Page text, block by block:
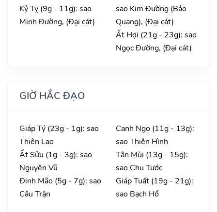
Kỷ Tỵ (9g - 11g): sao
Minh Đường, (Đại cát)
sao Kim Đường (Bảo
Quang), (Đại cát)
Ất Hợi (21g - 23g): sao
Ngọc Đường, (Đại cát)
GIỜ HẮC ĐẠO
Giáp Tý (23g - 1g): sao
Thiên Lao
Ất Sửu (1g - 3g): sao
Nguyên Vũ
Đinh Mão (5g - 7g): sao
Câu Trận
Canh Ngọ (11g - 13g):
sao Thiên Hình
Tân Mùi (13g - 15g):
sao Chu Tước
Giáp Tuất (19g - 21g):
sao Bạch Hổ